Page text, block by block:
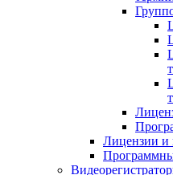
Лицензии и